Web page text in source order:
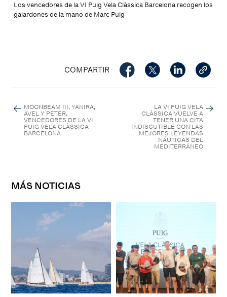
Los vencedores de la VI Puig Vela Clàssica Barcelona recogen los
galardones de la mano de Marc Puig
COMPARTIR
MOONBEAM III, YANIRA,
AVEL Y PETER,
VENCEDORES DE LA VI
PUIG VELA CLÀSSICA
BARCELONA
LA VI PUIG VELA
CLÀSSICA VUELVE A
TENER UNA CITA
INDISCUTIBLE CON LAS
MEJORES LEYENDAS
NÁUTICAS DEL
MEDITERRÁNEO
MÁS NOTICIAS